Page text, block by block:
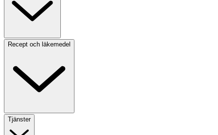
Recept och läkemedel
Tjänster